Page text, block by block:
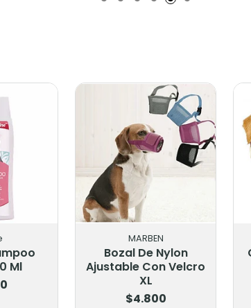
Ml
MARBEN
Bozal De Nylon
Ajustable Con Velcro
XL
$4.800